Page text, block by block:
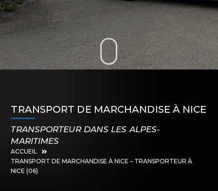
TRANSPORT DE MARCHANDISE À NICE
TRANSPORTEUR DANS LES ALPES-
MARITIMES
ACCUEIL
TRANSPORT DE MARCHANDISE À NICE – TRANSPORTEUR À
NICE (06)